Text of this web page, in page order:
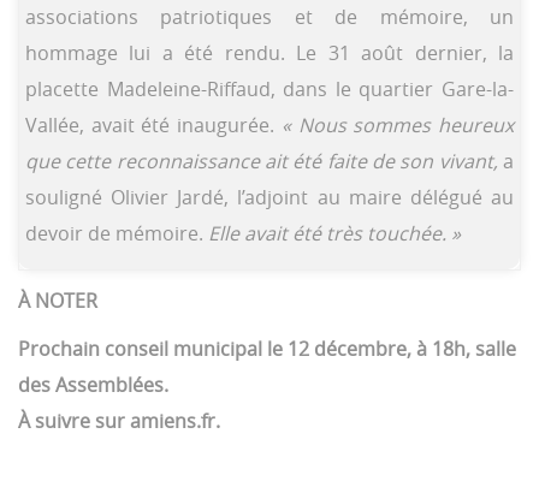
associations patriotiques et de mémoire, un
hommage lui a été rendu. Le 31 août dernier, la
placette Madeleine-Riffaud, dans le quartier Gare-la-
Vallée, avait été inaugurée. « Nous sommes heureux
que cette reconnaissance ait été faite de son vivant, a
souligné Olivier Jardé, l’adjoint au maire délégué au
devoir de mémoire. Elle avait été très touchée. »
À NOTER
Prochain conseil municipal le 12 décembre, à 18h, salle
des Assemblées.
À suivre sur amiens.fr.